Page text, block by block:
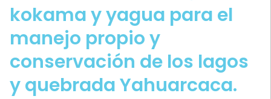
kokama y yagua para el
manejo propio y
conservación de los lagos
y quebrada Yahuarcaca.